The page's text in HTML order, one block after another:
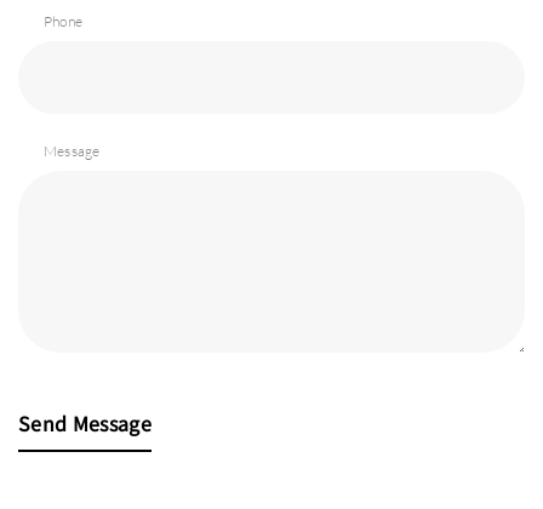
Phone
Message
Send Message